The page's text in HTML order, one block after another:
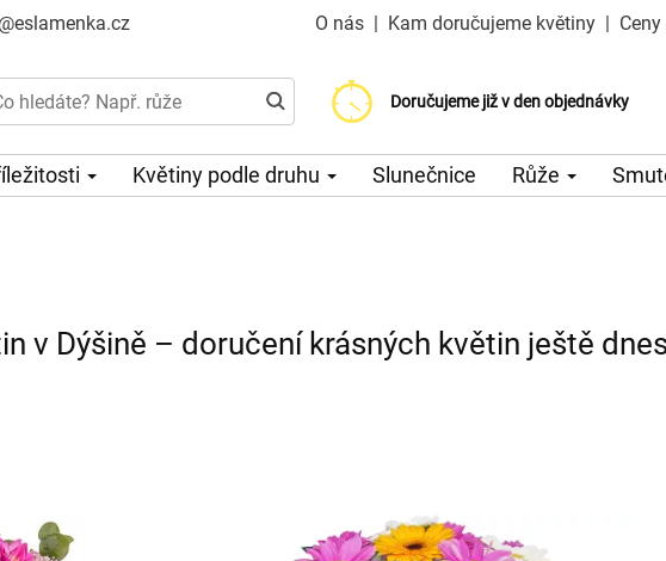
O nás | Kam doručujeme květiny |
Doručujeme již v den objednávky
Doručujeme již od 200 Kč
Možný výběr času a dne doručení
Květiny podle druhu Slunečnice Růže
v Dýšině – doručení krásných květin ještě dnes